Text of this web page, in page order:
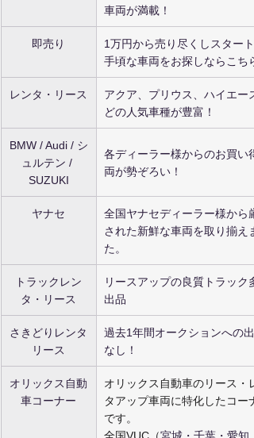
車両が満載！
即売り
1万円から売り尽くしスタート
手頃な車両をお探しならこち
レンタ・リース
アクア、プリウス、ハイエー
どの人気車種が豊富！
BMW / Audi / シ
ュルテン /
SUZUKI
各ディーラー様からのお買い
両が勢ぞろい！
ヤナセ
全国ヤナセディーラー様から
された新鮮な車両を取り揃え
た。
トラックレン
タ・リース
リースアップの良質トラック
出品
さきどりレンタ
リース
過去1年間オークションへの出
なし！
オリックス自動
車コーナー
オリックス自動車のリース・
タアップ車両に特化したコー
です。
全国VUC（宮城・千葉・愛知